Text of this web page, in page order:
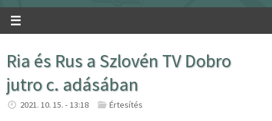
Ria és Rus a Szlovén TV Dobro
jutro c. adásában
2021. 10. 15. - 13:18 Értesítés